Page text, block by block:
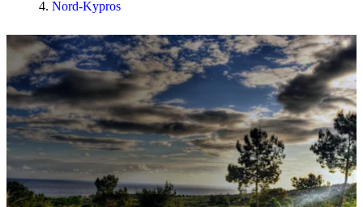
Nord-Kypros